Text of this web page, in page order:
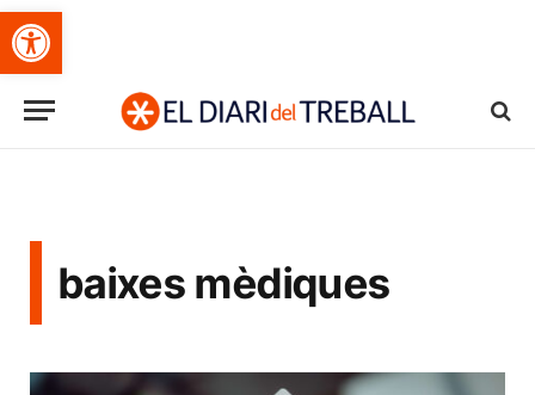
Obre la barra d'eines
baixes mèdiques